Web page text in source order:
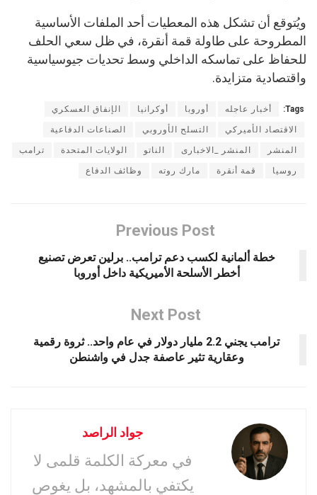
ويُتوقع أن تشكل هذه المعطيات أحد الملفات الأساسية
المطروحة على طاولة قمة أنقرة، في ظل سعي الحلف
للحفاظ على تماسكه الداخلي وسط تحديات جيوسياسية
واقتصادية متزايدة.
Tags: أخبار عاجله أوروبا أوكرانيا الإنفاق العسكري
الاقتصاد الأميركي التسلح الأوروبي الصناعات الدفاعية
المنشر المنشر _الاخبارى الناتو الولايات المتحدة ترامب
روسيا قمة أنقرة مارك روته وظائف الدفاع
Previous Post
خطة ألمانية لكسب دعم ترامب.. برلين تعرض تصنيع
أخطر الأسلحة الأميريكية داخل أوروبا
Next Post
ترامب يجني 2.2 مليار دولار في عام واحد.. ثروة رقمية
وعقارية تثير عاصفة جدل في واشنطن
جواد الراصد
في معركة الكلمة قلمى لا
يكتفي بالمشهد، بل يغوص